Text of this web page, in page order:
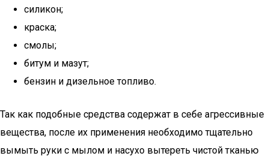
силикон;
краска;
смолы;
битум и мазут;
бензин и дизельное топливо.
Так как подобные средства содержат в себе агрессивные
вещества, после их применения необходимо тщательно
вымыть руки с мылом и насухо вытереть чистой тканью